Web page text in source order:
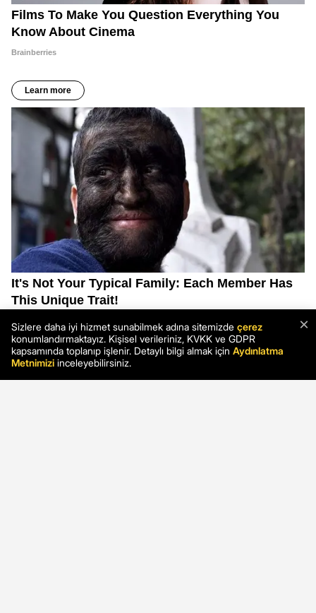
×
Sizlere daha iyi hizmet sunabilmek adına sitemizde çerez
konumlandırmaktayız. Kişisel verileriniz, KVKK ve GDPR
kapsamında toplanıp işlenir. Detaylı bilgi almak için Aydınlatma
Metnimizi inceleyebilirsiniz.